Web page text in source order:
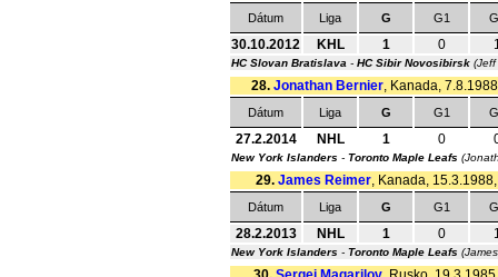
Dátum Liga G G1
30.10.2012 KHL 1 0
HC Slovan Bratislava - HC Sibir Novosibirsk
28. Jonathan Bernier, Kanada,
Dátum Liga G G1
27.2.2014 NHL 1 0
New York Islanders - Toronto Maple Leafs
29. James Reimer, Kanada,
Dátum Liga G G1
28.2.2013 NHL 1 0
New York Islanders - Toronto Maple Leafs